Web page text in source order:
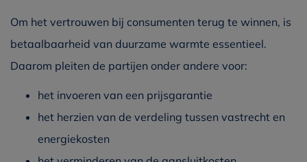
Om het vertrouwen bij consumenten terug te winnen, is
betaalbaarheid van duurzame warmte essentieel.
Daarom pleiten de partijen onder andere voor:
het invoeren van een prijsgarantie
het herzien van de verdeling tussen vastrecht en
energiekosten